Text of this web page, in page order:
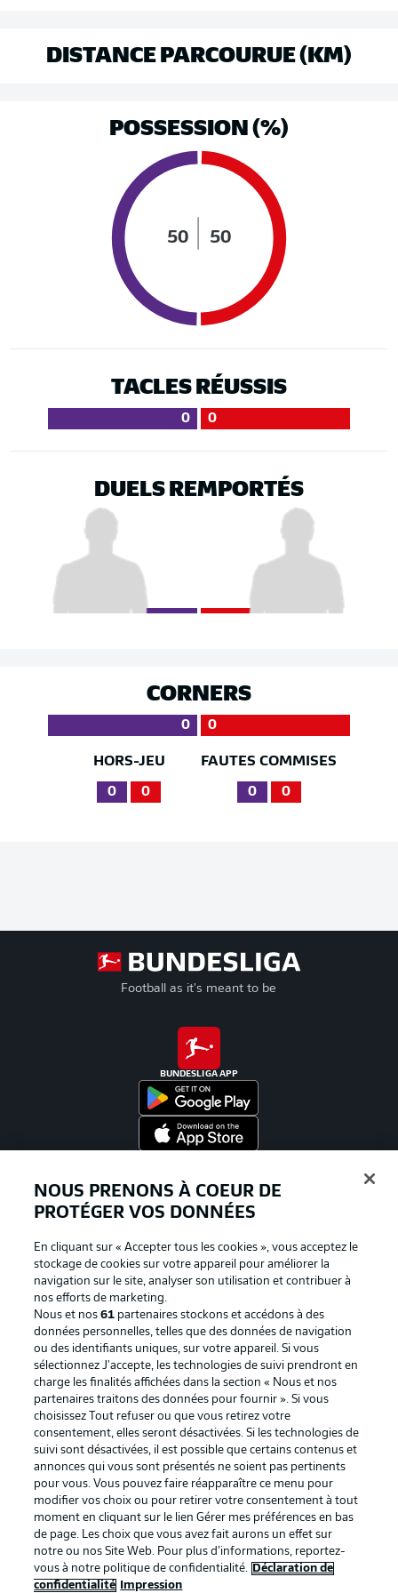
DISTANCE PARCOURUE (KM)
POSSESSION (%)
50 50
TACLES RÉUSSIS
0 0
DUELS REMPORTÉS
CORNERS
0 0
HORS-JEU
0 0
FAUTES COMMISES
0 0
Football as it's meant to be
BUNDESLIGA APP
La publicité Conditions d’utilisation des
Mentions Légales Gérer mes préférences
Déclaration de
confidentialité
Diffuseurs
Travaux Contact
Impression Joueurs
NOUS PRENONS À COEUR DE
PROTÉGER VOS DONNÉES
En cliquant sur « Accepter tous les cookies », vous acceptez le
stockage de cookies sur votre appareil pour améliorer la
navigation sur le site, analyser son utilisation et contribuer à
nos efforts de marketing.
Nous et nos61 partenaires stockons et accédons à des
données personnelles, telles que des données de navigation
ou des identifiants uniques, sur votre appareil. Si vous
sélectionnez J'accepte, les technologies de suivi prendront en
charge les finalités affichées dans la section « Nous et nos
partenaires traitons des données pour fournir ». Si vous
choisissez Tout refuser ou que vous retirez votre
consentement, elles seront désactivées. Si les technologies de
suivi sont désactivées, il est possible que certains contenus et
annonces qui vous sont présentés ne soient pas pertinents
pour vous. Vous pouvez faire réapparaître ce menu pour
modifier vos choix ou pour retirer votre consentement à tout
moment en cliquant sur le lien Gérer mes préférences en bas
de page. Les choix que vous avez fait aurons un effet sur
notre ou nos Site Web. Pour plus d’informations, reportez-
vous à notre politique de confidentialité.
Déclaration de
confidentialité
Impression